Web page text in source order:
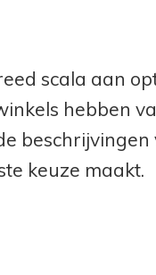
scala aan
hebben
keuze maakt.